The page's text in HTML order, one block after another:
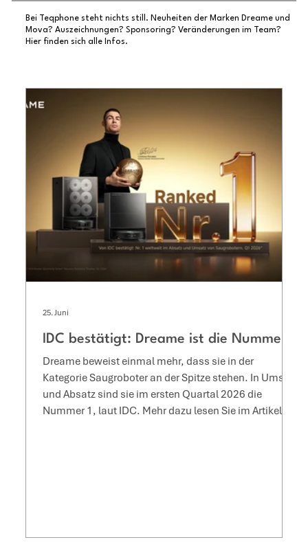
Bei Teqphone steht nichts still. Neuheiten der Marken Dreame und
Mova? Auszeichnungen? Sponsoring? Veränderungen im Team?
Hier finden sich alle Infos.
IDC bestätigt: Dreame ist die Nummer 1
Dreame beweist einmal mehr, dass sie in der
Kategorie Saugroboter an der Spitze stehen. In Umsatz
und Absatz sind sie im ersten Quartal 2026 die
Nummer 1, laut IDC. Mehr dazu lesen Sie im Artikel.
25. Juni